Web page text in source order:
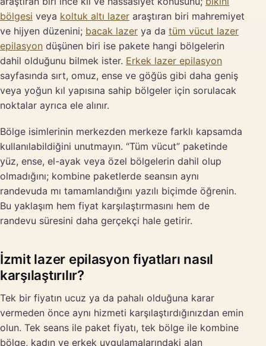
bölgesi veya koltuk altı lazer araştıran biri mahremiyet
ve hijyen düzenini; bacak lazer ya da tüm vücut lazer
epilasyon düşünen biri ise pakete hangi bölgelerin
dahil olduğunu bilmek ister. Erkek lazer epilasyon
sayfasında sırt, omuz, ense ve göğüs gibi daha geniş
veya yoğun kıl yapısına sahip bölgeler için sorulacak
noktalar ayrıca ele alınır.
Bölge isimlerinin merkezden merkeze farklı kapsamda
kullanılabildiğini unutmayın. “Tüm vücut” paketinde
yüz, ense, el-ayak veya özel bölgelerin dahil olup
olmadığını; kombine paketlerde seansın aynı
randevuda mı tamamlandığını yazılı biçimde öğrenin.
Bu yaklaşım hem fiyat karşılaştırmasını hem de
randevu süresini daha gerçekçi hale getirir.
İzmit lazer epilasyon fiyatları nasıl
karşılaştırılır?
Tek bir fiyatın ucuz ya da pahalı olduğuna karar
vermeden önce aynı hizmeti karşılaştırdığınızdan emin
olun. Tek seans ile paket fiyatı, tek bölge ile kombine
bölge, kadın ve erkek uygulamalarındaki alan